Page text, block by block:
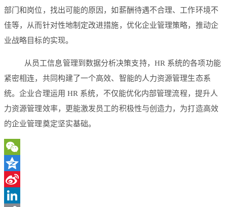
部门和岗位，找出可能的原因，如薪酬待遇不合理、工作环境不
佳等，从而针对性地制定改进措施，优化企业管理策略，推动企
业战略目标的实现。
从员工信息管理到数据分析决策支持，HR 系统的各项功能
紧密相连，共同构建了一个高效、智能的人力资源管理生态系
统。企业合理运用 HR 系统，不仅能优化内部管理流程，提升人
力资源管理效率，更能激发员工的积极性与创造力，为打造高效
的企业管理奠定坚实基础。
WeChat
Qzone
Sina